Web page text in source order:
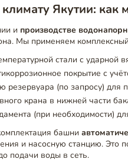
Якутии:
и производстве
Мы применяем
стали с ударной
покрытие с
резервуара (по запросу)
крана в нижней части
(при необходимости)
башни
и насосную станцию. Это
подачи воды в сеть.